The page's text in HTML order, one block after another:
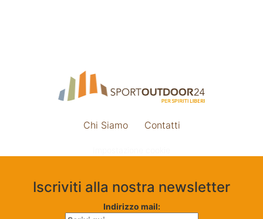
Chi Siamo Contatti
Iscriviti alla nostra newsletter
Indirizzo mail: